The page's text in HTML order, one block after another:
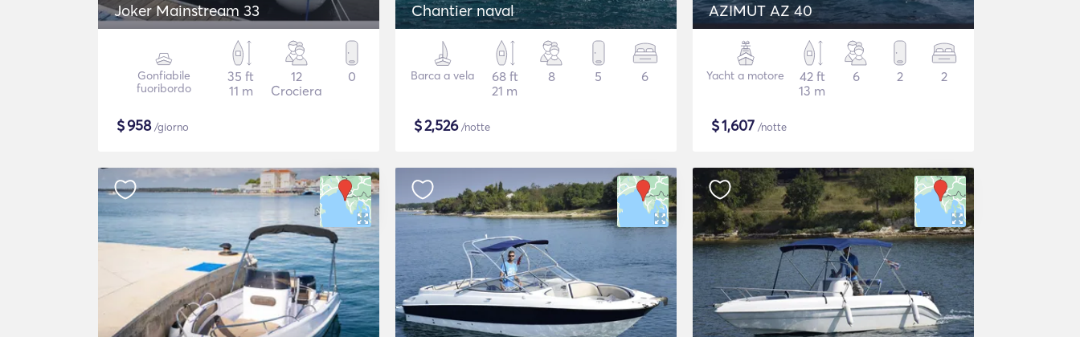
Joker Mainstream 33
Gonfiabile
fuoribordo
35 ft
11 m
12
Crociera
0
$958/giorno
Chantier naval
Barca a vela
68 ft
21 m
8 5 6
$2,526/notte
AZIMUT AZ 40
Yacht a motore
42 ft
13 m
6 2 2
$1,607 /notte